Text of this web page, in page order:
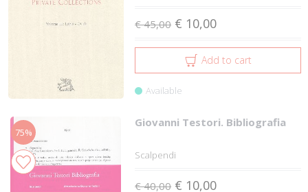
€ 45,00 € 10,00
Add to cart
Available
75%
Giovanni Testori. Bibliografia
Scalpendi
€ 40,00 € 10,00